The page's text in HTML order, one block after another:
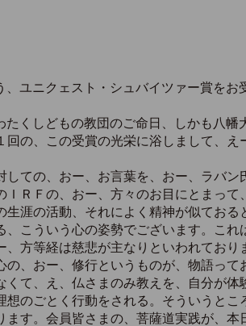
ニクェスト・シュバイツァー賞をお
しどもの教団のご命日、しかも八幡
の、この受賞の光栄に浴しまして、
ての、おー、お言葉を、おー、ラバ
ＲＦの、おー、方々のお目にとまっ
涯の活動、それによく精神が似てお
こういう心の姿勢でございます。これ
方等経は慈悲が主なりといわれてお
、おー、修行というものが、物語っ
て、え、仏さまのみ教えを、自分が
のごとく行動をされる。そういうと
す。会員皆さまの、菩薩道実践が、